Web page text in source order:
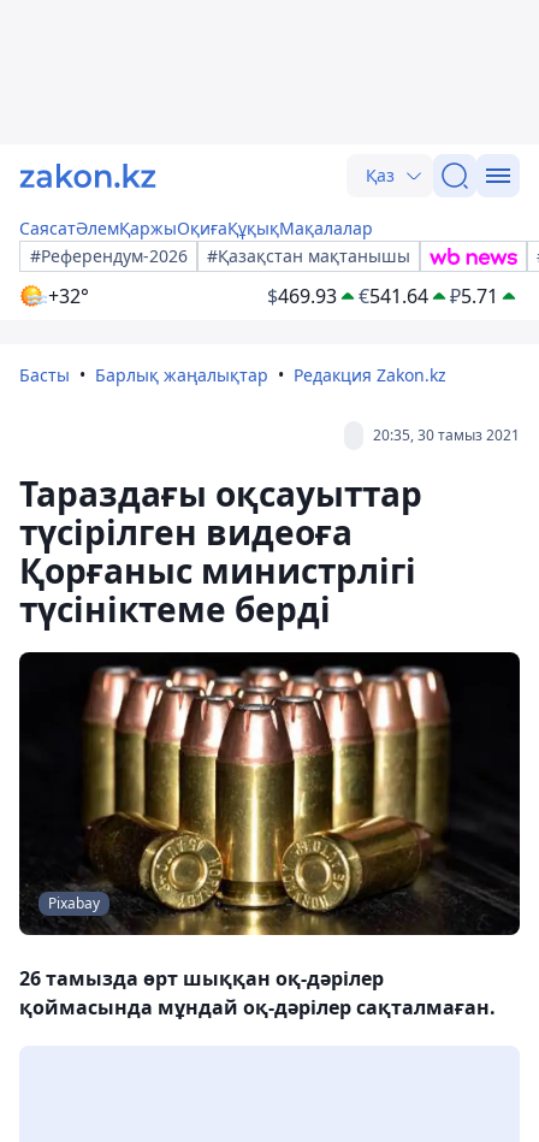
Қаз
СаясатӘлемҚаржыОқиғаҚұқықМақалалар
#Референдум-2026
#Қазақстан мақтанышы
+32° $469.93 €541.64 ₽5.71
Басты Барлық жаңалықтар Редакция Zakon.kz
20:35, 30 тамыз 2021
Тараздағы оқсауыттар
түсірілген видеоға
Қорғаныс министрлігі
түсініктеме берді
Pixabay
26 тамызда өрт шыққан оқ-дәрілер
қоймасында мұндай оқ-дәрілер сақталмаған.